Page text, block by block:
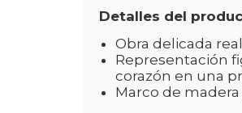
Detalles del
Obra delicada
Representación
corazón en una
Marco de